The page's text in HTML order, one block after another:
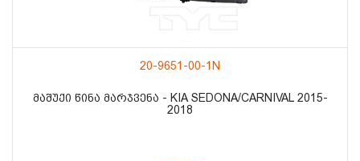
20-9651-00-1N
ᲛᲐᲨᲣᲥᲘ ᲬᲘᲜᲐ ᲛᲐᲠᲯᲕᲔᲜᲐ - KIA SEDONA/CARNIVAL 2015-
2018